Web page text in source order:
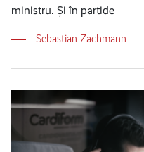
ministru. Și în partide
Sebastian Zachmann